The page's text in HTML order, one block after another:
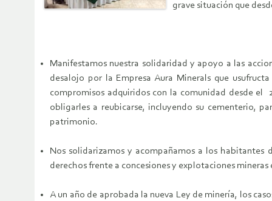
grave situación que
Manifestamos nuestra solidaridad y apoyo a las
desalojo por la Empresa Aura Minerals que
compromisos adquiridos con la comunidad desde
obligarles a reubicarse, incluyendo su cementerio,
patrimonio.
Nos solidarizamos y acompañamos a los habitantes
derechos frente a concesiones y explotaciones
A un año de aprobada la nueva Ley de minería, los